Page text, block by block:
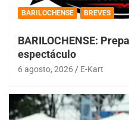
BARILOCHENSE BREVES
BARILOCHENSE:
espectáculo
6 agosto, 2026 E-Kart